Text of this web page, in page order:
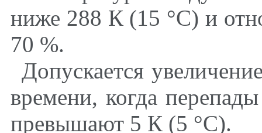
ниже 288 К (15 °С) и
70 %.
Допускается
времени, когда
превышают 5 К (5 °С).